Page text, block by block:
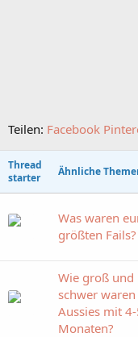
Teilen: Facebook
Thread
starter
Ähnliche
Was waren
größten Fails?
Wie groß und
schwer
Aussies mit
Monaten?